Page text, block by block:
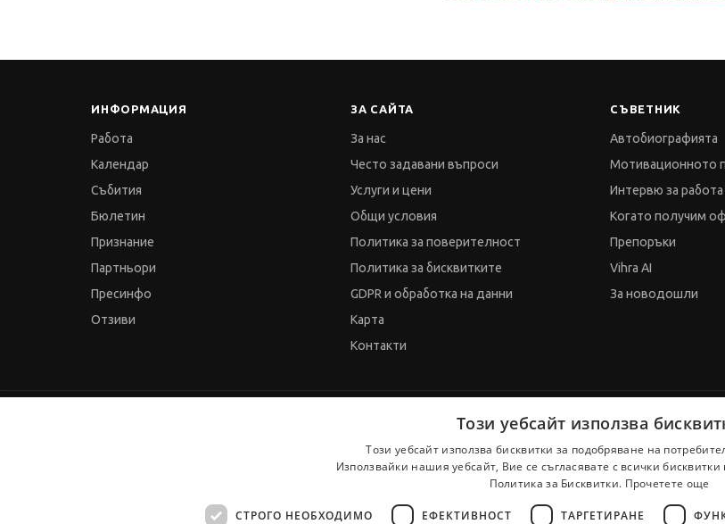
ИНФОРМАЦИЯ
Работа
Календар
Събития
Бюлетин
Признание
Партньори
Пресинфо
Отзиви
ЗА САЙТА
За нас
Често задавани въпроси
Услуги и цени
Общи условия
Политика за поверителност
Политика за бисквитките
GDPR и обработка на данни
Карта
Контакти
СЪВЕТНИК
Автобиографията
Мотивационното
Интервю за работа
Когато получим
Препоръки
Vihra AI
За новодошли
Този уебсайт използва
Този уебсайт използва бисквитки за подобряване на
Използвайки нашия уебсайт, Вие се съгласявате с всички
Политика за Бисквитки. Прочетете още
СТРОГО НЕОБХОДИМО ЕФЕКТИВНОСТ ТАРГЕТИРАНЕ